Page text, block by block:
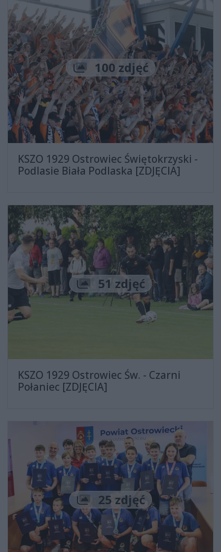
Liczba zdjęć
100 zdjęć
KSZO 1929 Ostrowiec Świętokrzyski -
Podlasie Biała Podlaska [ZDJĘCIA]
Liczba zdjęć
51 zdjęć
KSZO 1929 Ostrowiec Św. - Czarni
Połaniec [ZDJĘCIA]
Liczba zdjęć
25 zdjęć